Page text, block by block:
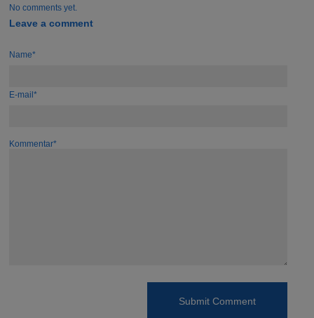
No comments yet.
Leave a comment
Name*
E-mail*
Kommentar*